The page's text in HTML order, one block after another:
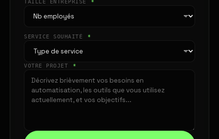
TAILLE ENTREPRISE *
SERVICE SOUHAITÉ *
VOTRE PROJET *